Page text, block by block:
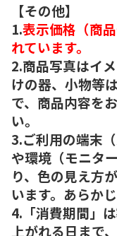
【その他】
1.表示価格（商
れています。
2.商品写真はイ
けの器、小物等
で、商品内容を
い。
3.ご利用の端末
や環境（モニタ
り、色の見え方
います。あらか
4.「消費期間」
上がれる日まで